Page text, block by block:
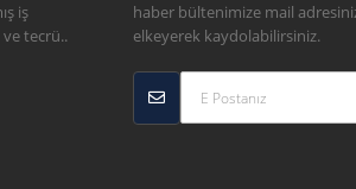
iş
tecrü..
haber bültenimize mail
elkeyerek kaydolabilirsiniz.